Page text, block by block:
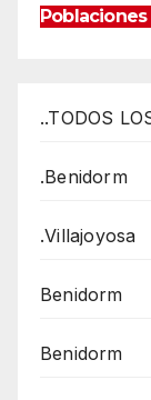
Poblaciones
..TODOS
.Benidorm
.Villajoyosa
Benidorm
Benidorm